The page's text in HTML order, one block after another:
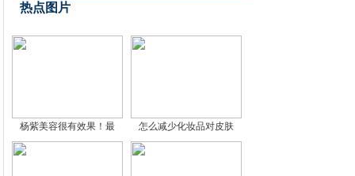
热点图片
杨紫美容很有效果！最 怎么减少化妆品对皮肤